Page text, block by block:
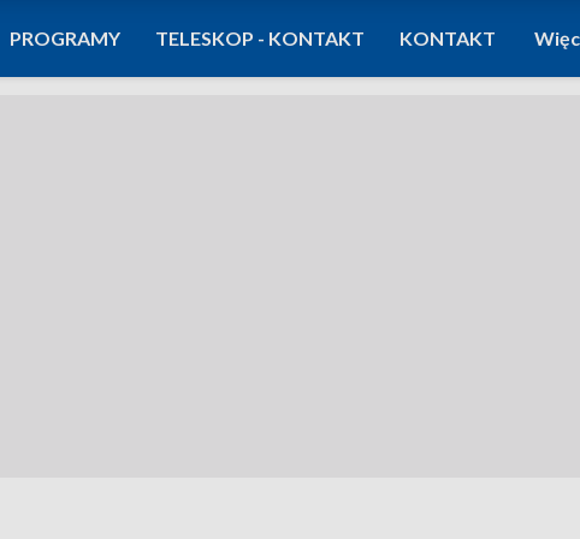
PROGRAMY TELESKOP - KONTAKT KONTAKT